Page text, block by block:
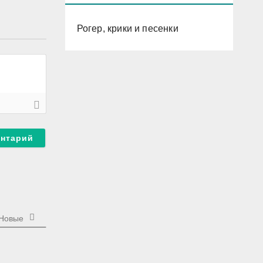
Рогер, крики и песенки